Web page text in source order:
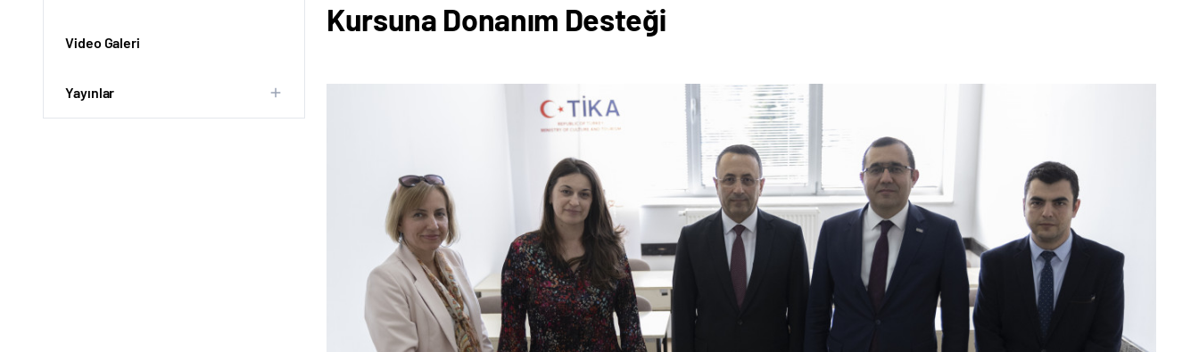
Video Galeri
Yayınlar
Kursuna Donanım Desteği